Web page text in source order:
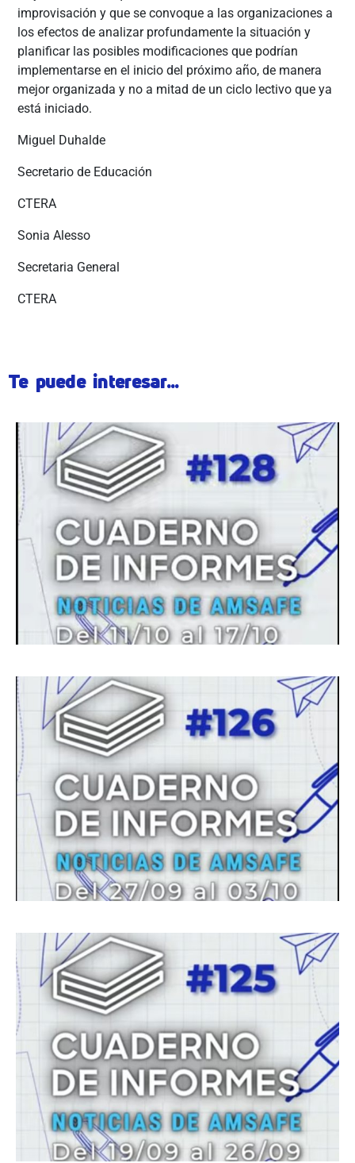
improvisación y que se convoque a las organizaciones a
los efectos de analizar profundamente la situación y
planificar las posibles modificaciones que podrían
implementarse en el inicio del próximo año, de manera
mejor organizada y no a mitad de un ciclo lectivo que ya
está iniciado.
Miguel Duhalde
Secretario de Educación
CTERA
Sonia Alesso
Secretaria General
CTERA
Te puede interesar...